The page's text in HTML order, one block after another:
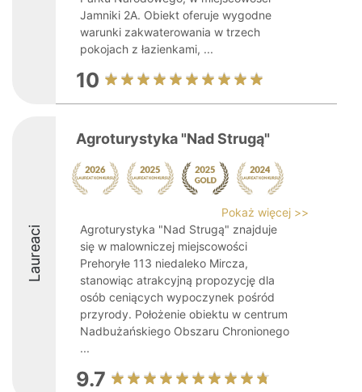
Jamniki 2A. Obiekt oferuje wygodne
warunki zakwaterowania w trzech
pokojach z łazienkami, ...
10
Laureaci
Agroturystyka "Nad Strugą"
Pokaż więcej >>
Agroturystyka "Nad Strugą" znajduje
się w malowniczej miejscowości
Prehoryłe 113 niedaleko Mircza,
stanowiąc atrakcyjną propozycję dla
osób ceniących wypoczynek pośród
przyrody. Położenie obiektu w centrum
Nadbużańskiego Obszaru Chronionego
...
9.7